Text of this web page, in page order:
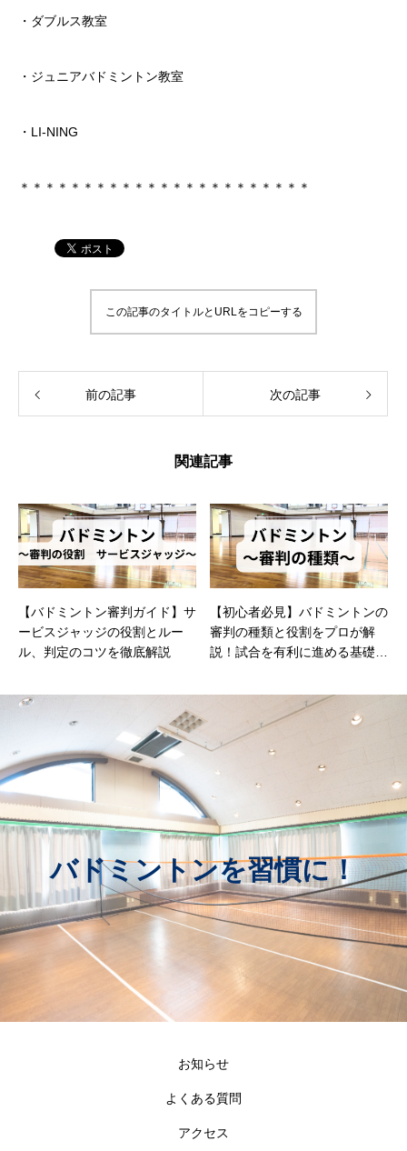
・ダブルス教室
・ジュニアバドミントン教室
・LI-NING
＊＊＊＊＊＊＊＊＊＊＊＊＊＊＊＊＊＊＊＊＊＊＊
この記事のタイトルとURLをコピーする
前の記事 次の記事
関連記事
【バドミントン審判ガイド】サ
ービスジャッジの役割とルー
ル、判定のコツを徹底解説
【初心者必見】バドミントンの
審判の種類と役割をプロが解
説！試合を有利に進める基礎知
バドミントンを習慣に！
お知らせ
よくある質問
アクセス